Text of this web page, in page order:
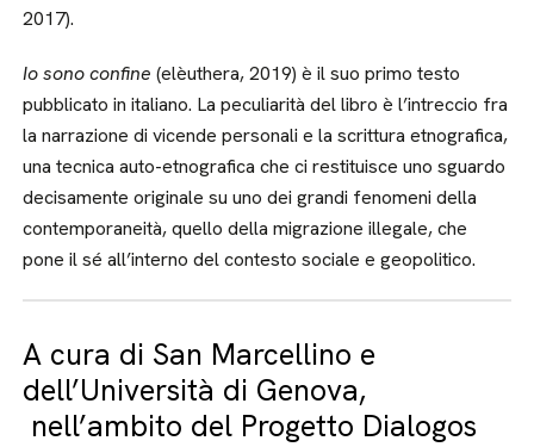
2017).
Io sono confine (elèuthera, 2019) è il suo primo testo
pubblicato in italiano. La peculiarità del libro è l’intreccio fra
la narrazione di vicende personali e la scrittura etnografica,
una tecnica auto-etnografica che ci restituisce uno sguardo
decisamente originale su uno dei grandi fenomeni della
contemporaneità, quello della migrazione illegale, che
pone il sé all’interno del contesto sociale e geopolitico.
A cura di San Marcellino e
dell’Università di Genova,
nell’ambito del Progetto Dialogos